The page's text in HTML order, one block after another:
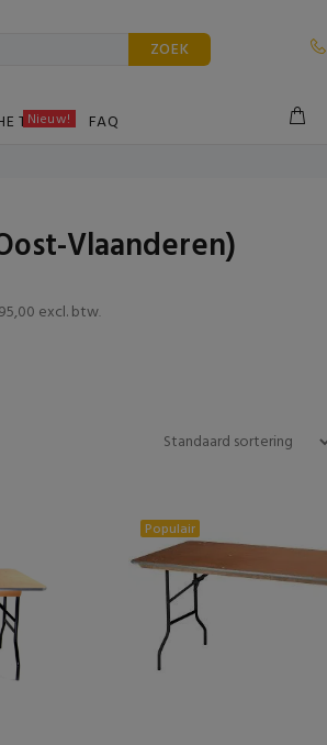
ZOEK
TABLE
Nieuw! FAQ
Vlaanderen)
excl. btw.
Populair